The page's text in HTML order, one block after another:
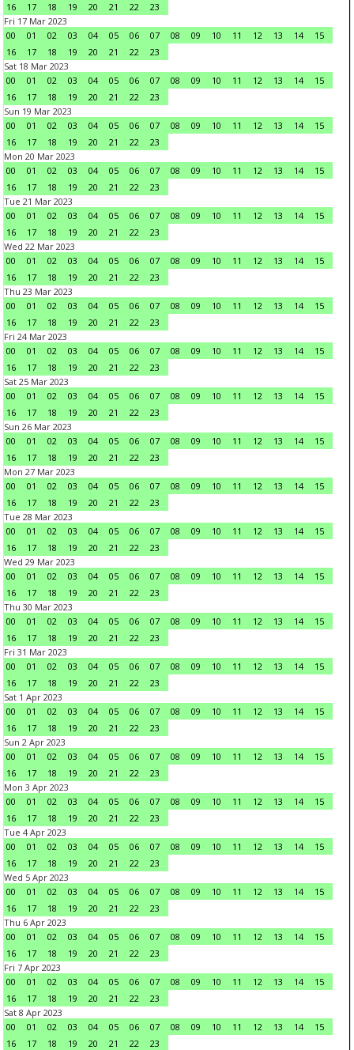
16 17 18 19 20 21 22
23
Fri 17 Mar 2023
00
01 02 03 04 05 06 07 08 09 10 11 12 13 14
15
16
17 18 19 20 21 22
23
Sat 18 Mar 2023
00
01 02 03 04 05 06 07 08 09 10 11 12 13 14
15
16
17 18 19 20 21 22
23
Sun 19 Mar 2023
00
01 02 03 04 05 06 07 08 09 10 11 12 13 14
15
16
17 18 19 20 21 22
23
Mon 20 Mar 2023
00
01 02 03 04 05 06 07 08 09 10 11 12 13 14
15
16
17 18 19 20 21 22
23
Tue 21 Mar 2023
00
01 02 03 04 05 06 07 08 09 10 11 12 13 14
15
16
17 18 19 20 21 22
23
Wed 22 Mar 2023
00
01 02 03 04 05 06 07 08 09 10 11 12 13 14
15
16
17 18 19 20 21 22
23
Thu 23 Mar 2023
00
01 02 03 04 05 06 07 08 09 10 11 12 13 14
15
16
17 18 19 20 21 22
23
Fri 24 Mar 2023
00
01 02 03 04 05 06 07 08 09 10 11 12 13 14
15
16
17 18 19 20 21 22
23
Sat 25 Mar 2023
00
01 02 03 04 05 06 07 08 09 10 11 12 13 14
15
16
17 18 19 20 21 22
23
Sun 26 Mar 2023
00
01 02 03 04 05 06 07 08 09 10 11 12 13 14
15
16
17 18 19 20 21 22
23
Mon 27 Mar 2023
00
01 02 03 04 05 06 07 08 09 10 11 12 13 14
15
16
17 18 19 20 21 22
23
Tue 28 Mar 2023
00
01 02 03 04 05 06 07 08 09 10 11 12 13 14
15
16
17 18 19 20 21 22
23
Wed 29 Mar 2023
00
01 02 03 04 05 06 07 08 09 10 11 12 13 14
15
16
17 18 19 20 21 22
23
Thu 30 Mar 2023
00
01 02 03 04 05 06 07 08 09 10 11 12 13 14
15
16
17 18 19 20 21 22
23
Fri 31 Mar 2023
00
01 02 03 04 05 06 07 08 09 10 11 12 13 14
15
16
17 18 19 20 21 22
23
Sat 1 Apr 2023
00
01 02 03 04 05 06 07 08 09 10 11 12 13 14
15
16
17 18 19 20 21 22
23
Sun 2 Apr 2023
00
01 02 03 04 05 06 07 08 09 10 11 12 13 14
15
16
17 18 19 20 21 22
23
Mon 3 Apr 2023
00
01 02 03 04 05 06 07 08 09 10 11 12 13 14
15
16
17 18 19 20 21 22
23
Tue 4 Apr 2023
00
01 02 03 04 05 06 07 08 09 10 11 12 13 14
15
16
17 18 19 20 21 22
23
Wed 5 Apr 2023
00
01 02 03 04 05 06 07 08 09 10 11 12 13 14
15
16
17 18 19 20 21 22
23
Thu 6 Apr 2023
00
01 02 03 04 05 06 07 08 09 10 11 12 13 14
15
16
17 18 19 20 21 22
23
Fri 7 Apr 2023
00
01 02 03 04 05 06 07 08 09 10 11 12 13 14
15
16
17 18 19 20 21 22
23
Sat 8 Apr 2023
00
01 02 03 04 05 06 07 08 09 10 11 12 13 14
15
16
17 18 19 20 21 22
23